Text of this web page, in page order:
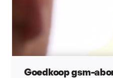
Goedkoop gsm-